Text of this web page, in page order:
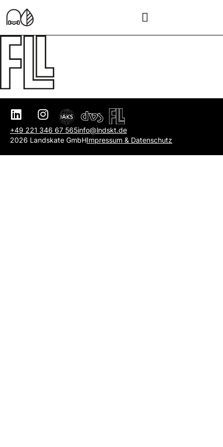
+49 221 346 67 565info@lndskt.de
2026 Landskate GmbHImpressum & Datenschutz